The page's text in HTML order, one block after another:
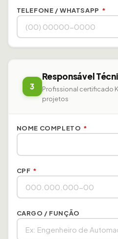
TELEFONE / WHATSAPP *
3
Responsável
Profissional certificado
projetos
NOME COMPLETO *
CPF *
CARGO / FUNÇÃO